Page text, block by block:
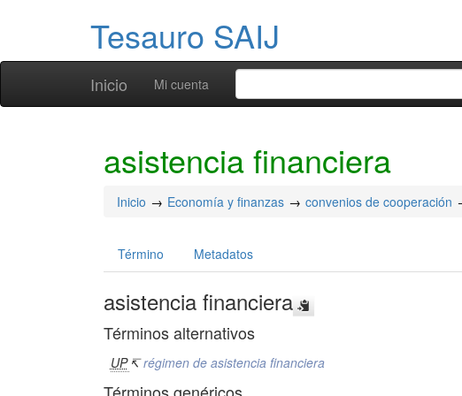
Tesauro SAIJ
Inicio Mi cuenta
asistencia financiera
Inicio Economía y finanzas convenios de cooperación
Término Metadatos
asistencia financiera
Términos alternativos
UP ↸régimen de asistencia financiera